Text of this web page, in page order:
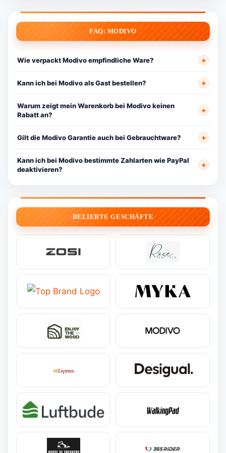
FAQ: MODIVO
Wie verpackt Modivo empfindliche Ware?
Kann ich bei Modivo als Gast bestellen?
Warum zeigt mein Warenkorb bei Modivo keinen
Rabatt an?
Gilt die Modivo Garantie auch bei Gebrauchtware?
Kann ich bei Modivo bestimmte Zahlarten wie PayPal
deaktivieren?
BELIEBTE GESCHÄFTE